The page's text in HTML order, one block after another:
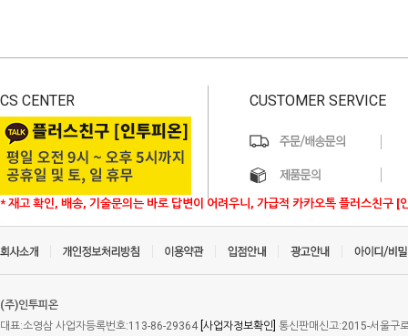
CS CENTER
* 재고 확인, 배송, 기술문의는 바로 답변이 어려우니, 가급적 카카오톡 플러스친구 [
CUSTOMER SERVICE
(주)인투피온
대표:소영삼 사업자등록번호:113-86-29364 [사업자정보확인] 통신판매신고:2015-서울구